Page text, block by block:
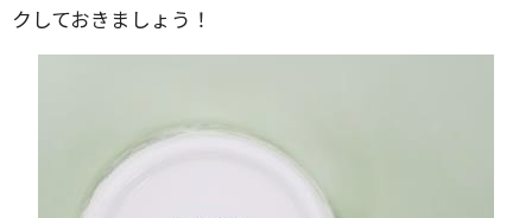
クしておきましょう！